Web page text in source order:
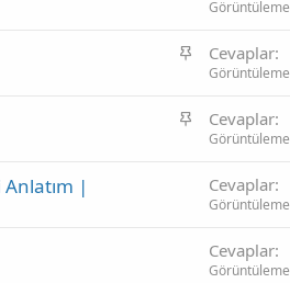
i
Görüntüleme
S
i
Cevaplar
Görüntüleme
S
Cevaplar
Görüntüleme
| Cevaplar
Görüntüleme
Cevaplar
Görüntüleme